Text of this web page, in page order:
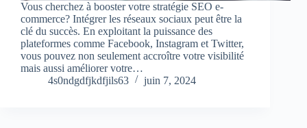
Vous cherchez à booster votre stratégie SEO e-
commerce? Intégrer les réseaux sociaux peut être la
clé du succès. En exploitant la puissance des
plateformes comme Facebook, Instagram et Twitter,
vous pouvez non seulement accroître votre visibilité
mais aussi améliorer votre…
4s0ndgdfjkdfjils63
juin 7, 2024